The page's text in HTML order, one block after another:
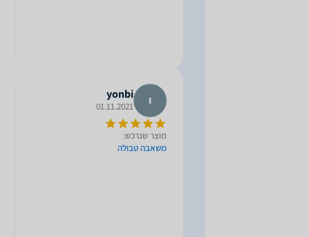
yonbi
01.11.2021
מוצר שנרכש:
משאבה טבולה